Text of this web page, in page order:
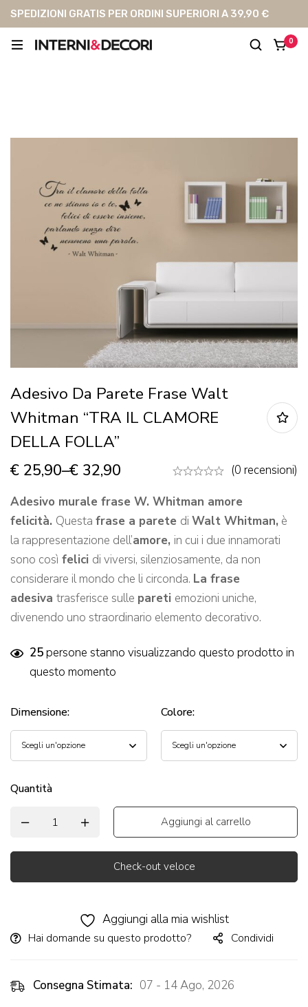
SPEDIZIONI GRATIS PER ORDINI SUPERIORI A 39,90 €
0
Adesivo Da Parete Frase Walt
Whitman “TRA IL CLAMORE
DELLA FOLLA”
€ 25,90–€ 32,90
(0 recensioni)
Adesivo murale frase W. Whitman amore
felicità. Questa frase a parete di Walt Whitman, è
la rappresentazione dell’amore, in cui i due innamorati
sono così felici di viversi, silenziosamente, da non
considerare il mondo che li circonda. La frase
adesiva trasferisce sulle pareti emozioni uniche,
divenendo uno straordinario elemento decorativo.
25persone stanno visualizzando questo prodotto in
questo momento
Dimensione: Colore:
Quantità
Aggiungi al carrello
Check-out veloce
Aggiungi alla mia wishlist
Hai domande su questo prodotto? Condividi
Consegna Stimata: 07 - 14 Ago, 2026